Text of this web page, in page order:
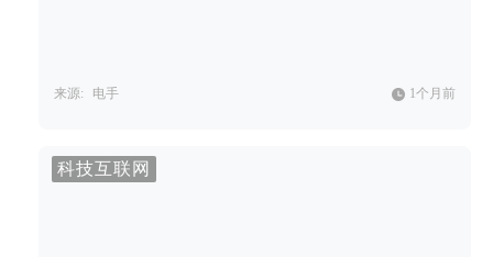
来源: 电手 1个月前
科技互联网